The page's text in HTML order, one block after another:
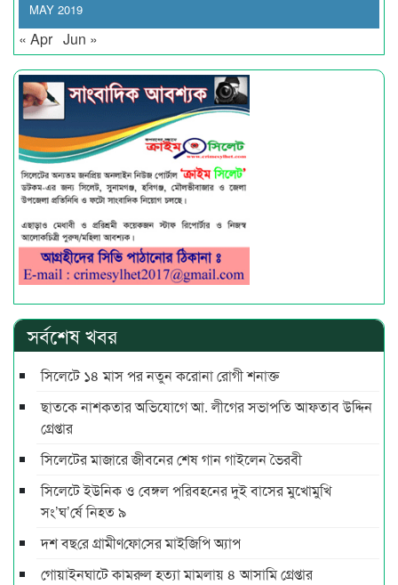
MAY 2019
« Apr Jun »
সর্বশেষ খবর
সিলেটে ১৪ মাস পর নতুন করোনা রোগী শনাক্ত
ছাতকে নাশকতার অভিযোগে আ. লীগের সভাপ‌তি আফতাব উদ্দিন
গ্রেপ্তার
সিলেটের মাজারে জীবনের শেষ গান গাইলেন ভৈরবী
সিলেটে ইউনিক ও বেঙ্গল পরিবহনের দুই বাসের মুখোমুখি
সং’ঘ’র্ষে নিহত ৯
দশ বছ‌রে গ্রামীণ‌ফো‌সের মাইজিপি অ্যাপ
গোয়াইনঘাটে কামরুল হত্যা মামলায় ৪ আসামি গ্রেপ্তার